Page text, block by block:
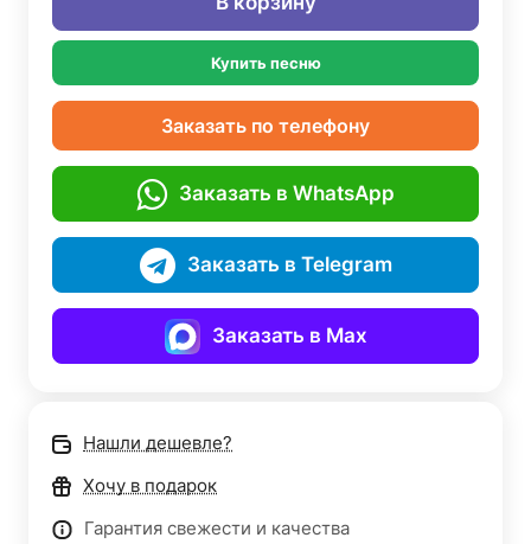
Купить песню
Заказать по телефону
Заказать в WhatsApp
Заказать в Telegram
Заказать в Max
Нашли дешевле?
Хочу в подарок
Гарантия свежести и качества